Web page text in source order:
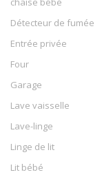
Détecteur de fumée
Entrée privée
Four
Garage
Lave vaisselle
Lave-linge
Linge de lit
Lit bébé